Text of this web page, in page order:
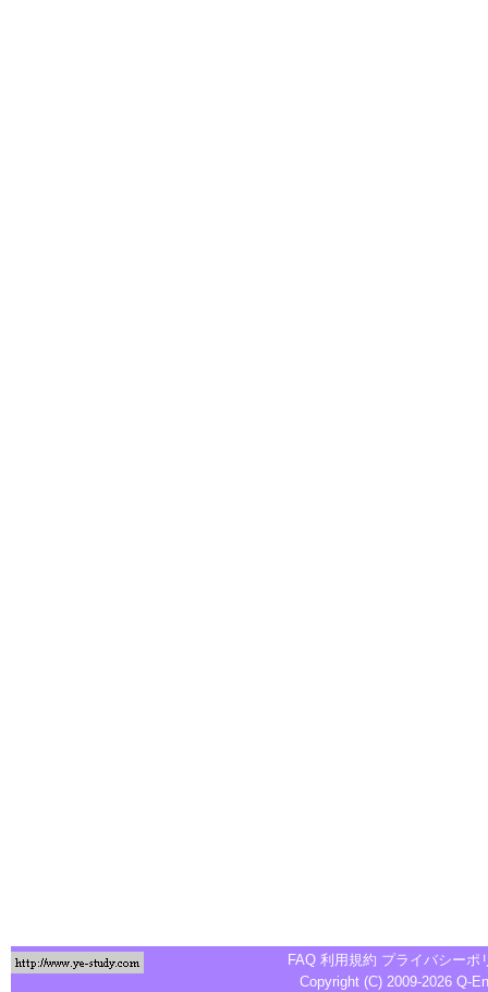
FAQ 利用規約 プライバシーポ
Copyright (C) 2009-2026 Q-